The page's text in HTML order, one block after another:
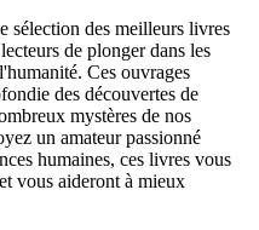
sélection des meilleurs livres
de plonger dans les
Ces ouvrages
des découvertes de
mystères de nos
un amateur passionné
humaines, ces livres vous
vous aideront à mieux